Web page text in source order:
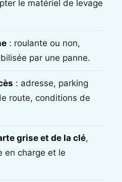
le matériel de levage
: roulante ou non,
par une panne.
: adresse, parking
route, conditions de
grise et de la clé,
en charge et le